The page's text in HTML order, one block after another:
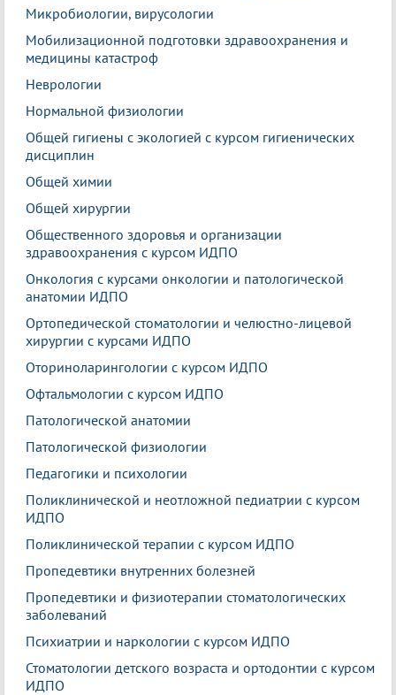
Микробиологии, вирусологии
Мобилизационной подготовки здравоохранения и
медицины катастроф
Неврологии
Нормальной физиологии
Общей гигиены с экологией с курсом гигиенических
дисциплин
Общей химии
Общей хирургии
Общественного здоровья и организации
здравоохранения с курсом ИДПО
Онкология с курсами онкологии и патологической
анатомии ИДПО
Ортопедической стоматологии и челюстно-лицевой
хирургии с курсами ИДПО
Оториноларингологии с курсом ИДПО
Офтальмологии с курсом ИДПО
Патологической анатомии
Патологической физиологии
Педагогики и психологии
Поликлинической и неотложной педиатрии с курсом
ИДПО
Поликлинической терапии с курсом ИДПО
Пропедевтики внутренних болезней
Пропедевтики и физиотерапии стоматологических
заболеваний
Психиатрии и наркологии с курсом ИДПО
Стоматологии детского возраста и ортодонтии с курсом
ИДПО